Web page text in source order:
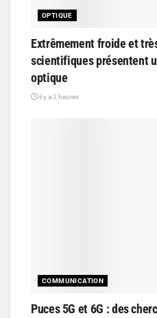
OPTIQUE
Extrêmement froide et
scientifiques présentent
optique
il y a 2 heures
COMMUNICATION
Puces 5G et 6G : des